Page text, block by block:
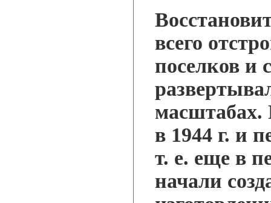
всего
поселков и
масштабах.
в 1944 г. и
т. е. еще в
начали